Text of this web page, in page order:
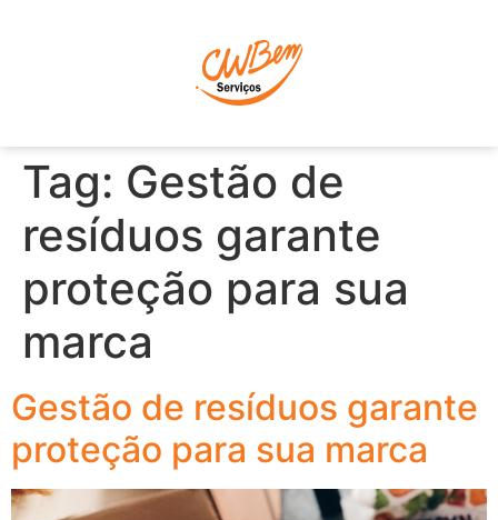
Tag: Gestão de
resíduos garante
proteção para sua
marca
Gestão de resíduos garante
proteção para sua marca